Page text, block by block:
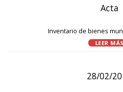
Acta
Inventario de bienes
LEER MÁS
28/02/